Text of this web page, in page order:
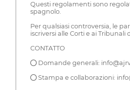
Questi regolamenti sono
spagnolo.
Per qualsiasi controversia, le
iscriversi alle Corti e ai Tribunali
CONTATTO
● Domande generali:
● Stampa e collaborazioni: